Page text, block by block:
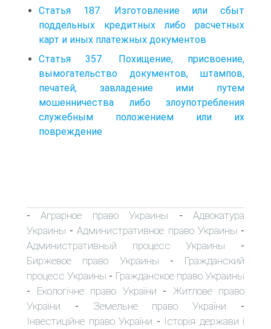
Статья 187. Изготовление или сбыт
поддельных кредитных либо расчетных
карт и иных платежных документов
Статья 357. Похищение, присвоение,
вымогательство документов, штампов,
печатей, завладение ими путем
мошенничества либо злоупотребления
служебным положением или их
повреждение
-Аграрное право Украины -Адвокатура
Украины -Административное право Украины -
Административный процесс Украины -
Биржевое право Украины - Гражданский
процесс Украины - Гражданское право Украины
- Екологічне право України - Житлове право
України - Земельне право України -
Інвестиційне право України - Історія держави і